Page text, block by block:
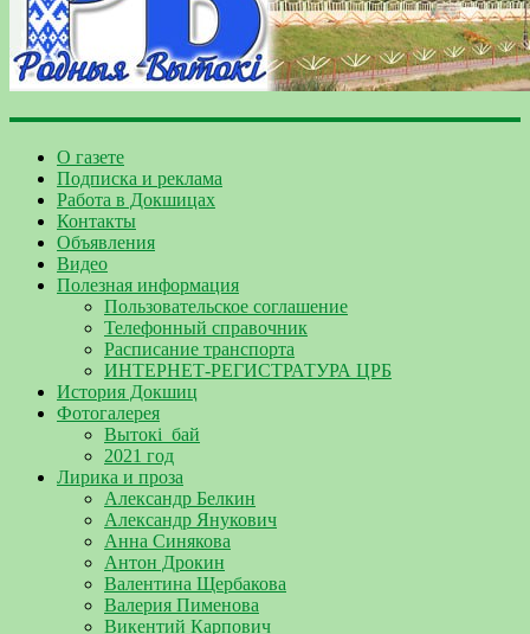
О газете
Подписка и реклама
Работа в Докшицах
Контакты
Объявления
Видео
Полезная информация
Пользовательское соглашение
Телефонный справочник
Расписание транспорта
ИНТЕРНЕТ-РЕГИСТРАТУРА ЦРБ
История Докшиц
Фотогалерея
Вытокі_бай
2021 год
Лирика и проза
Александр Белкин
Александр Янукович
Анна Синякова
Антон Дрокин
Валентина Щербакова
Валерия Пименова
Викентий Карпович